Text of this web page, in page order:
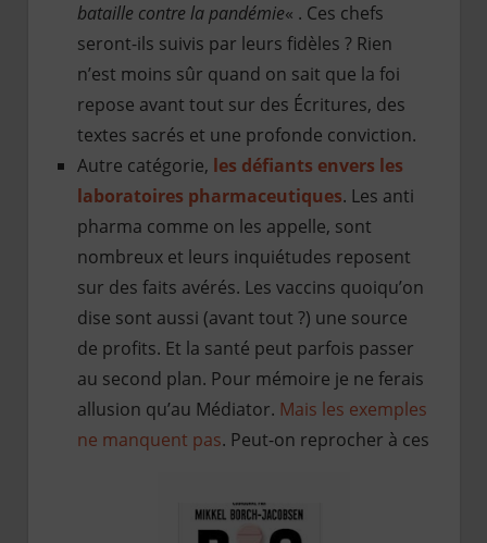
bataille contre la pandémie« . Ces chefs
seront-ils suivis par leurs fidèles ? Rien
n’est moins sûr quand on sait que la foi
repose avant tout sur des Écritures, des
textes sacrés et une profonde conviction.
Autre catégorie, les défiants envers les
laboratoires pharmaceutiques. Les anti
pharma comme on les appelle, sont
nombreux et leurs inquiétudes reposent
sur des faits avérés. Les vaccins quoiqu’on
dise sont aussi (avant tout ?) une source
de profits. Et la santé peut parfois passer
au second plan. Pour mémoire je ne ferais
allusion qu’au Médiator. Mais les exemples
ne manquent pas. Peut-on reprocher à ces